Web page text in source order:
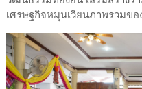
เศรษฐกิจหมุนเวียนภาพรวมข